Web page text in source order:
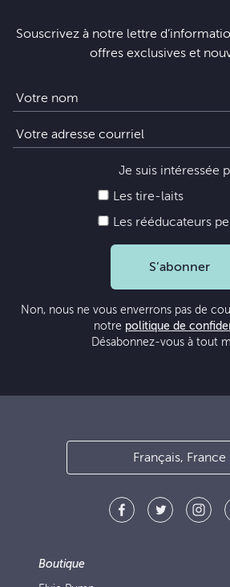
Souscrivez à notre lettre
offres exclusives et
Je suis intéressée
Les tire-laits
Les rééducateurs
S’abonner
Non, nous ne vous enverrons pas de
notre politique de
Désabonnez-vous à tout
Français, France
Boutique